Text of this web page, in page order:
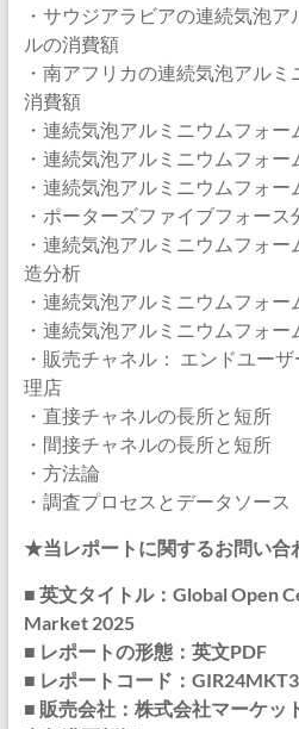
・サウジアラビアの連続気泡
ルの消費額
・南アフリカの連続気泡アル
消費額
・連続気泡アルミニウムフォ
・連続気泡アルミニウムフォ
・連続気泡アルミニウムフォ
・ポーターズファイブフォース
・連続気泡アルミニウムフォ
造分析
・連続気泡アルミニウムフォ
・連続気泡アルミニウムフォ
・販売チャネル： エンドユー
理店
・直接チャネルの長所と短所
・間接チャネルの長所と短所
・方法論
・調査プロセスとデータソース
★当レポートに関するお問い
■ 英文タイトル：Global Open
Market 2025
■ レポートの形態：英文PDF
■ レポートコード：
■ 販売会社：株式会社マーケッ